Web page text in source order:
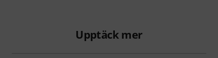
Upptäck mer